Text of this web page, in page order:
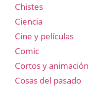
Chistes
Ciencia
Cine y películas
Comic
Cortos y animación
Cosas del pasado